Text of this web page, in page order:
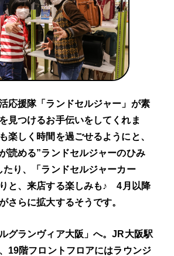
応援隊「ランドセルジャー」が素
見つけるお手伝いをしてくれま
楽しく時間を過ごせるようにと、
読める”ランドセルジャーのひみ
たり、「ランドセルジャーカー
りと、来店する楽しみも♪ 4月以降
さらに拡大するそうです。
グランヴィア大阪」へ。JR大阪駅
19階フロントフロアにはラウンジ